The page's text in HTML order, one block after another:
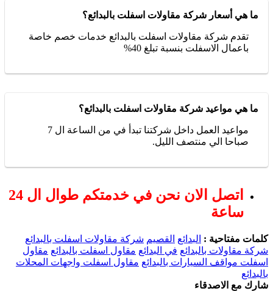
ما هي أسعار شركة مقاولات اسفلت بالبدائع؟
تقدم شركة مقاولات اسفلت بالبدائع خدمات خصم خاصة
باعمال الاسفلت بنسبة تبلغ 40%
ما هي مواعيد شركة مقاولات اسفلت بالبدائع؟
مواعيد العمل داخل شركتنا تبدأ في من الساعة ال 7
صباحا الي منتصف الليل.
اتصل الان نحن في خدمتكم طوال ال 24
ساعة
كلمات مفتاحية : البدائع القصيم شركة مقاولات اسفلت بالبدائع
شركة مقاولات بالبدائع في البدائع مقاول اسفلت بالبدائع مقاول
اسفلت مواقف السيارات بالبدائع مقاول اسفلت واجهات المحلات
بالبدائع
شارك مع الاصدقاء